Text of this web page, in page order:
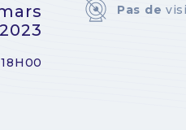
2023
Pas de